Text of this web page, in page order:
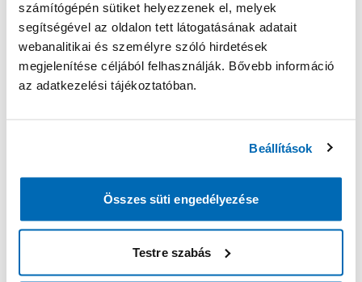
számítógépén sütiket helyezzenek el, melyek
segítségével az oldalon tett látogatásának adatait
webanalitikai és személyre szóló hirdetések
megjelenítése céljából felhasználják. Bővebb információ
az adatkezelési tájékoztatóban.
Beállítások
Összes süti engedélyezése
Testre szabás